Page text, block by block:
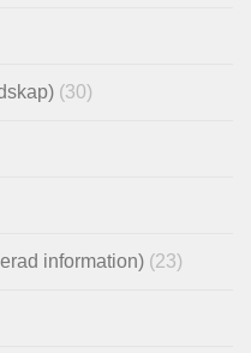
(30)
information) (23)